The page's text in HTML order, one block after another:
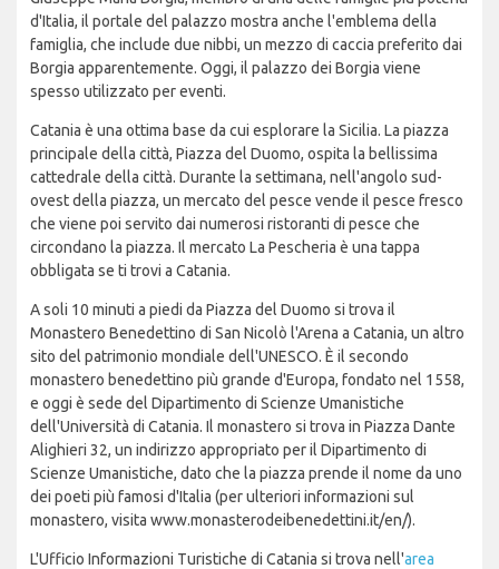
d'Italia, il portale del palazzo mostra anche l'emblema della
famiglia, che include due nibbi, un mezzo di caccia preferito dai
Borgia apparentemente. Oggi, il palazzo dei Borgia viene
spesso utilizzato per eventi.
Catania è una ottima base da cui esplorare la Sicilia. La piazza
principale della città, Piazza del Duomo, ospita la bellissima
cattedrale della città. Durante la settimana, nell'angolo sud-
ovest della piazza, un mercato del pesce vende il pesce fresco
che viene poi servito dai numerosi ristoranti di pesce che
circondano la piazza. Il mercato La Pescheria è una tappa
obbligata se ti trovi a Catania.
A soli 10 minuti a piedi da Piazza del Duomo si trova il
Monastero Benedettino di San Nicolò l'Arena a Catania, un altro
sito del patrimonio mondiale dell'UNESCO. È il secondo
monastero benedettino più grande d'Europa, fondato nel 1558,
e oggi è sede del Dipartimento di Scienze Umanistiche
dell'Università di Catania. Il monastero si trova in Piazza Dante
Alighieri 32, un indirizzo appropriato per il Dipartimento di
Scienze Umanistiche, dato che la piazza prende il nome da uno
dei poeti più famosi d'Italia (per ulteriori informazioni sul
monastero, visita www.monasterodeibenedettini.it/en/).
L'Ufficio Informazioni Turistiche di Catania si trova nell'area